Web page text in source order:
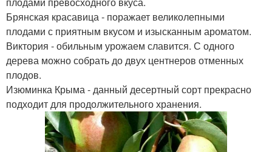
Брянская красавица - поражает великолепными
плодами с приятным вкусом и изысканным ароматом.
Виктория - обильным урожаем славится. С одного
дерева можно собрать до двух центнеров отменных
плодов.
Изюминка Крыма - данный десертный сорт прекрасно
подходит для продолжительного хранения.